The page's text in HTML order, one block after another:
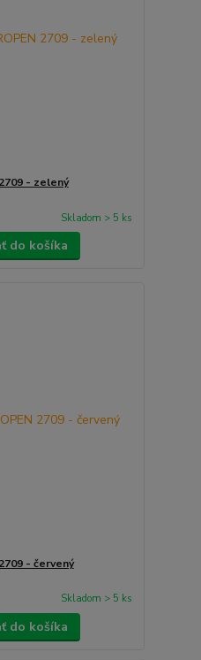
- zelený
Skladom > 5 ks
do košíka
- červený
Skladom > 5 ks
do košíka